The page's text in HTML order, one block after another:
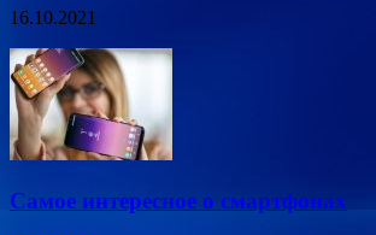
16.10.2021
Самое интересное о смартфонах